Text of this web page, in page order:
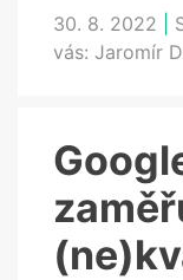
30. 8. 2022
vás: Jaromír